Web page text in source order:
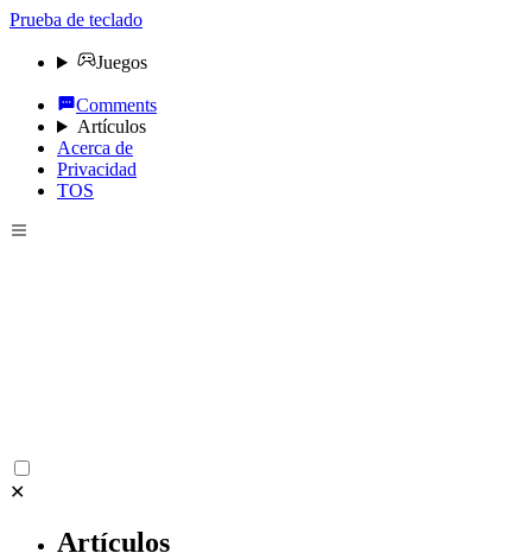
Prueba de teclado
Juegos
Comments
Artículos
Acerca de
Privacidad
TOS
✕
Artículos